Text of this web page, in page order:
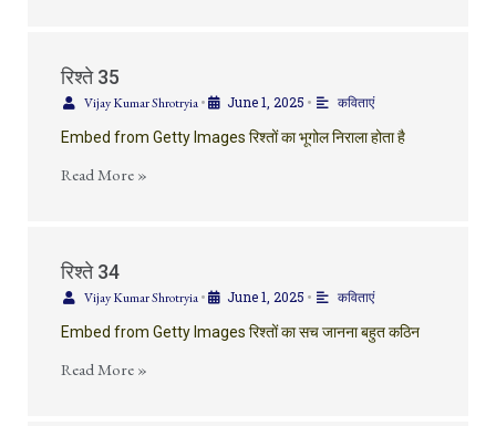
रिश्ते 35
Vijay Kumar Shrotryia• June 1, 2025 •
कविताएं
Embed from Getty Images रिश्तों का भूगोल निराला होता है
Read More »
रिश्ते 34
Vijay Kumar Shrotryia• June 1, 2025 •
कविताएं
Embed from Getty Images रिश्तों का सच जानना बहुत कठिन
Read More »